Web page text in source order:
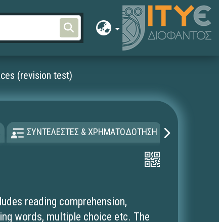
(revision test)
ΣΥΝΤΕΛΕΣΤΕΣ & ΧΡΗΜΑΤΟΔΟΤΗΣΗ
reading comprehension,
words, multiple choice etc. The